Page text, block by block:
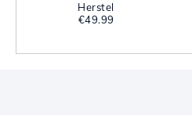
Herstel
€49.99